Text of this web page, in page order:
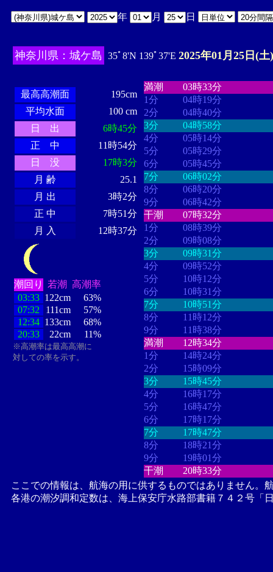
年 月 日
神奈川県：城ケ島 35ﾟ8'N 139ﾟ37'E 2025年01月25日(土)
最高高潮面
195cm
平均水面
100 cm
日 出
6時45分
正 中
11時54分
日 没
17時3分
月 齢
25.1
月 出
3時2分
正 中
7時51分
月 入
12時37分
潮回り 若潮 高潮率
03:33 122cm
63%
07:32
111cm
57%
12:34 133cm
68%
20:33
22cm 11%
※高潮率は最高高潮に
対しての率を示す。
満潮
03時33分
1分
04時19分
2分
04時40分
3分
04時58分
4分
05時14分
5分
05時29分
6分
05時45分
7分
06時02分
8分
06時20分
9分
06時42分
干潮
07時32分
1分
08時39分
2分
09時08分
3分
09時31分
4分
09時52分
5分
10時12分
6分
10時31分
7分
10時51分
8分
11時12分
9分
11時38分
満潮
12時34分
1分
14時24分
2分
15時09分
3分
15時45分
4分
16時17分
5分
16時47分
6分
17時17分
7分
17時47分
8分
18時21分
9分
19時01分
干潮
20時33分
ここでの情報は、航海の用に供するものではありません。
各港の潮汐調和定数は、海上保安庁水路部書籍７４２号「